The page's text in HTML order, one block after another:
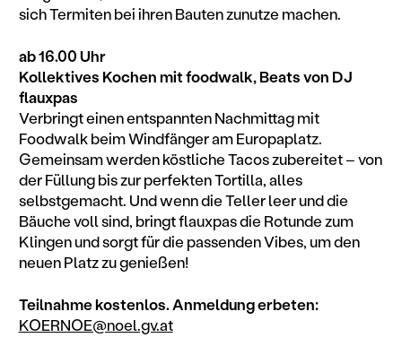
sich Termiten bei ihren Bauten zunutze machen.
ab 16.00 Uhr
Kollektives Kochen mit foodwalk, Beats von DJ
flauxpas
Verbringt einen entspannten Nachmittag mit
Foodwalk beim Windfänger am Europaplatz.
Gemeinsam werden köstliche Tacos zubereitet – von
der Füllung bis zur perfekten Tortilla, alles
selbstgemacht. Und wenn die Teller leer und die
Bäuche voll sind, bringt flauxpas die Rotunde zum
Klingen und sorgt für die passenden Vibes, um den
neuen Platz zu genießen!
Teilnahme kostenlos. Anmeldung erbeten:
KOERNOE@noel.gv.at